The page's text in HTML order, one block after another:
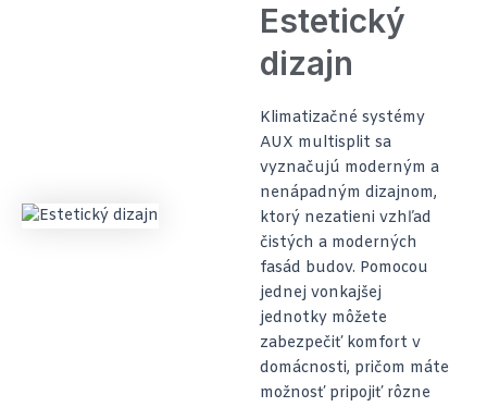
Estetický
dizajn
Klimatizačné systémy
AUX multisplit sa
vyznačujú moderným a
nenápadným dizajnom,
ktorý nezatieni vzhľad
čistých a moderných
fasád budov. Pomocou
jednej vonkajšej
jednotky môžete
zabezpečiť komfort v
domácnosti, pričom máte
možnosť pripojiť rôzne